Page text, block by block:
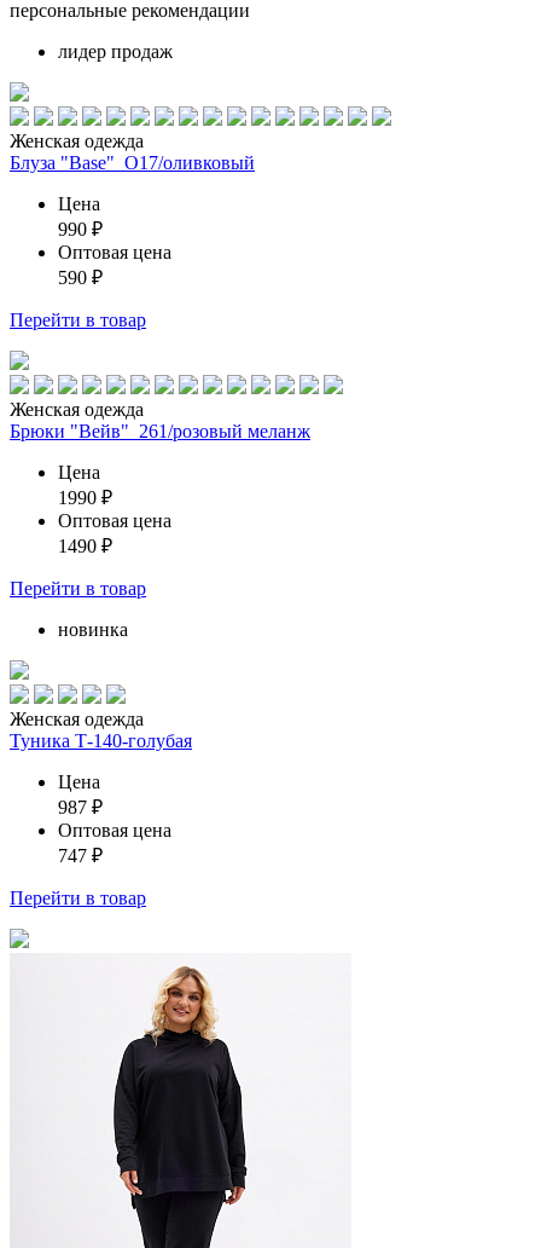
персональные рекомендации
лидер продаж
Женская одежда
Блуза "Base"_О17/оливковый
Цена
990 ₽
Оптовая цена
590 ₽
Перейти в товар
Женская одежда
Брюки "Вейв"_261/розовый меланж
Цена
1990 ₽
Оптовая цена
1490 ₽
Перейти в товар
новинка
Женская одежда
Туника Т-140-голубая
Цена
987 ₽
Оптовая цена
747 ₽
Перейти в товар